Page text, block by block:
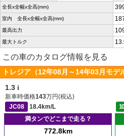
全長x全幅x全高(mm)
室内 全長x全幅x全高(mm)
最高出力
最大トルク
この車のカタログ情報を見る
トレジア（12年08月～14年03月モデ
1.3 i
新車時価格143万円(税込)
JC08
18.4km/L
満タンでどこまで走る？
772.8km